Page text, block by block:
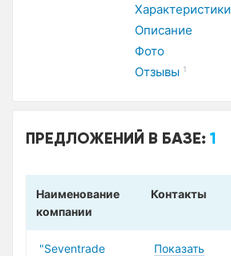
Характеристики
Описание
Фото
Отзывы 1
ПРЕДЛОЖЕНИЙ В БАЗЕ:1
Наименование
компании
Контакты
"Seventrade
Показать